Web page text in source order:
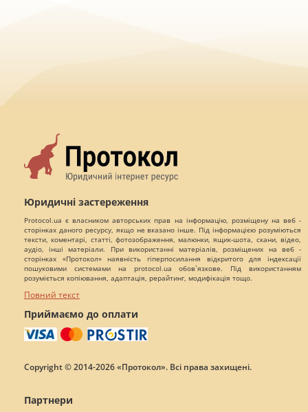
Юридичні застереження
Protocol.ua є власником авторських прав на інформацію, розміщену на веб -
сторінках даного ресурсу, якщо не вказано інше. Під інформацією розуміються
тексти, коментарі, статті, фотозображення, малюнки, ящик-шота, скани, відео,
аудіо, інші матеріали. При використанні матеріалів, розміщених на веб -
сторінках «Протокол» наявність гіперпосилання відкритого для індексації
пошуковими системами на protocol.ua обов`язкове. Під використанням
розуміється копіювання, адаптація, рерайтинг, модифікація тощо.
Повний текст
Приймаємо до оплати
Copyright © 2014-2026 «Протокол». Всі права захищені.
Партнери